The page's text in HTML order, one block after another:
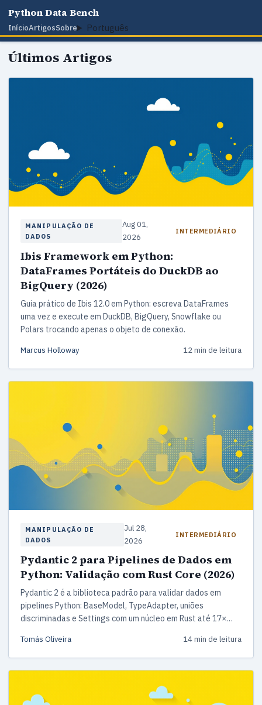
Python Data Bench
InícioArtigosSobre Português
Últimos Artigos
MANIPULAÇÃO DE
DADOS
Aug 01,
2026
INTERMEDIÁRIO
Ibis Framework em Python:
DataFrames Portáteis do DuckDB ao
BigQuery (2026)
Guia prático de Ibis 12.0 em Python: escreva DataFrames
uma vez e execute em DuckDB, BigQuery, Snowflake ou
Polars trocando apenas o objeto de conexão.
Marcus Holloway 12 min de leitura
MANIPULAÇÃO DE
DADOS
Jul 28,
2026
INTERMEDIÁRIO
Pydantic 2 para Pipelines de Dados em
Python: Validação com Rust Core (2026)
Pydantic 2 é a biblioteca padrão para validar dados em
pipelines Python: BaseModel, TypeAdapter, uniões
discriminadas e Settings com um núcleo em Rust até 17×
em produção em 2026.
Tomás Oliveira 14 min de leitura